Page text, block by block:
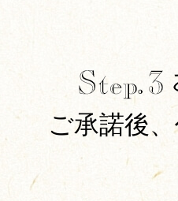
ご承諾後